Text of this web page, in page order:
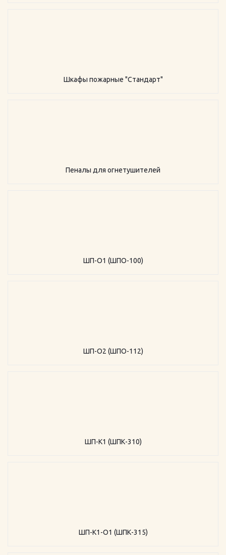
Шкафы пожарные "Стандарт"
Пеналы для огнетушителей
ШП-О1 (ШПО-100)
ШП-О2 (ШПО-112)
ШП-К1 (ШПК-310)
ШП-К1-О1 (ШПК-315)